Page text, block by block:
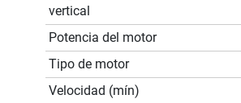
vertical
Potencia del motor
Tipo de motor
Velocidad (mín)